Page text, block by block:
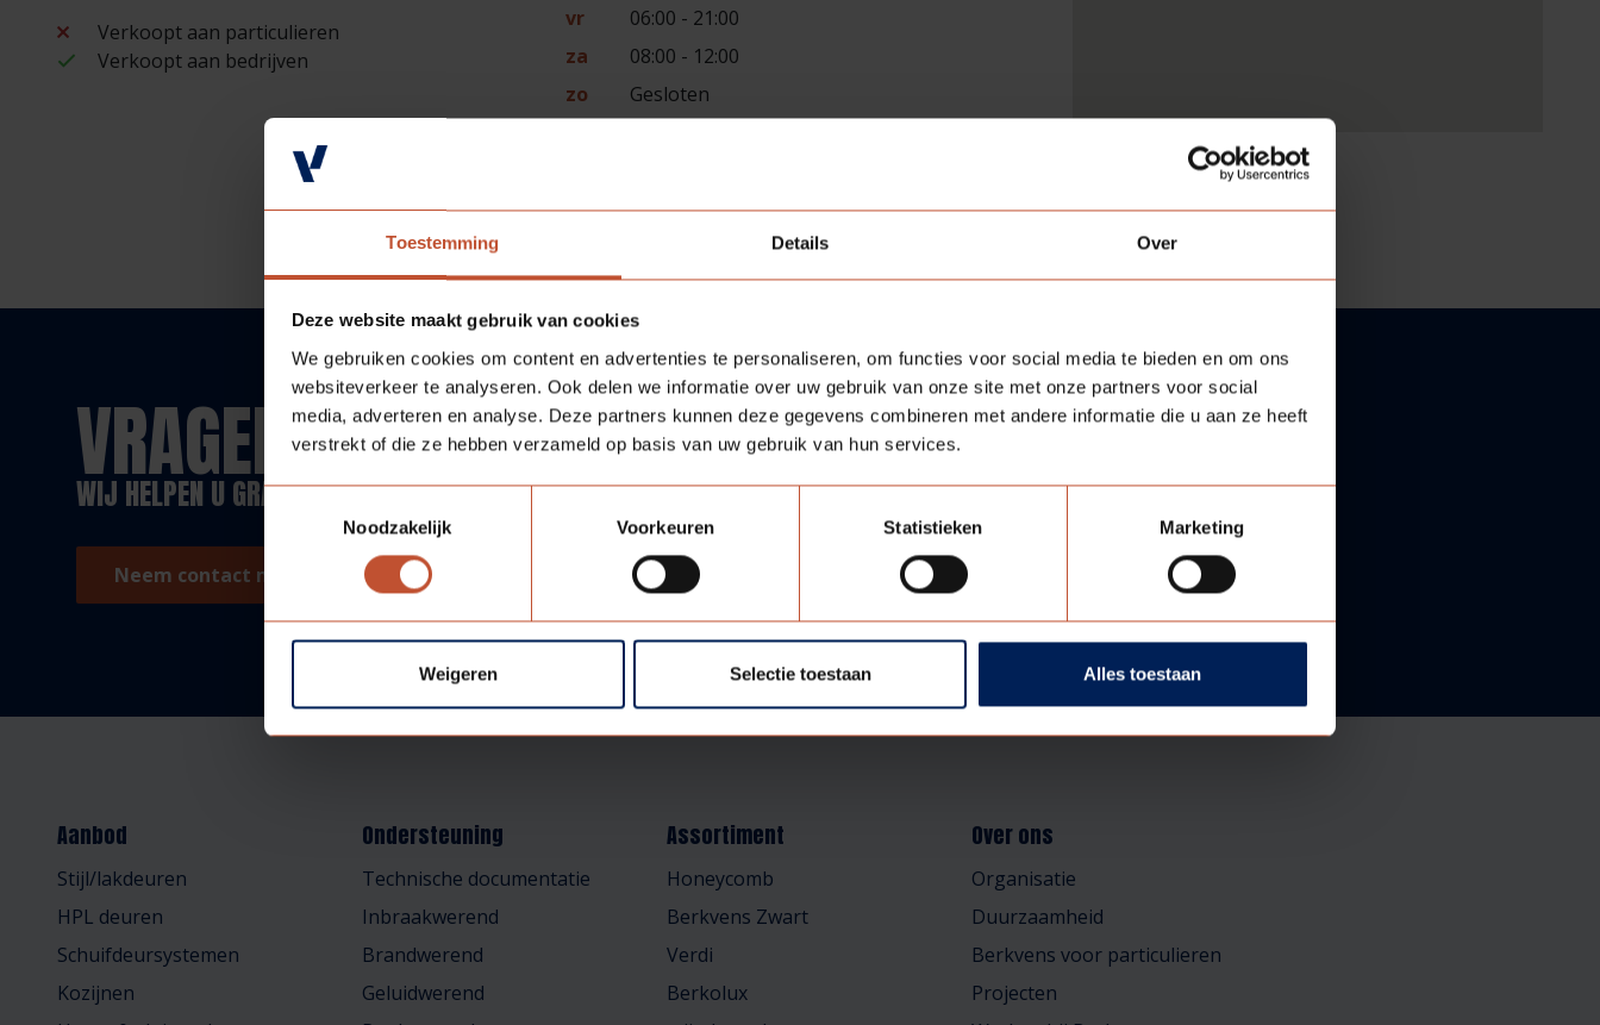
Toestemming Details Over
Deze website maakt gebruik van cookies
We gebruiken cookies om content en advertenties te personaliseren, om functies voor social media te bieden en om ons
websiteverkeer te analyseren. Ook delen we informatie over uw gebruik van onze site met onze partners voor social
media, adverteren en analyse. Deze partners kunnen deze gegevens combineren met andere informatie die u aan ze heeft
verstrekt of die ze hebben verzameld op basis van uw gebruik van hun services.
Noodzakelijk
Voorkeuren Statistieken Marketing
Weigeren Selectie toestaan Alles toestaan
Verkoopt aan particulieren
Verkoopt aan bedrijven
vr
06:00 - 21:00
za
08:00 - 12:00
zo
Gesloten
VRAGEN?
WIJ HELPEN U GRAAG!
Neem contact met ons op!
Aanbod
Stijl/lakdeuren
HPL deuren
Schuifdeursystemen
Kozijnen
Ondersteuning
Technische documentatie
Inbraakwerend
Brandwerend
Geluidwerend
Assortiment
Honeycomb
Berkvens Zwart
Verdi
Berkolux
Over ons
Organisatie
Duurzaamheid
Berkvens voor particulieren
Projecten